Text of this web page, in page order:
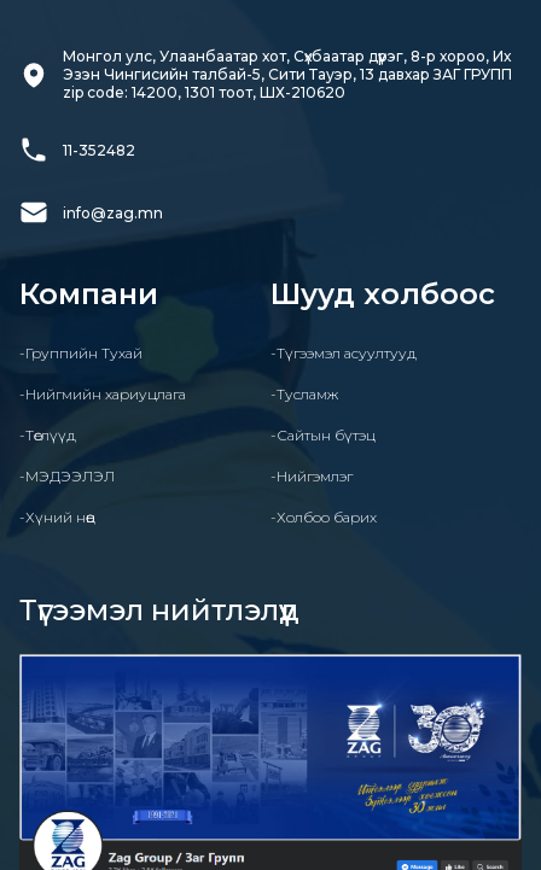
Монгол улс, Улаанбаатар хот, Сүхбаатар дүүрэг, 8-р хороо, Их
Эзэн Чингисийн талбай-5, Сити Тауэр, 13 давхар ЗАГ ГРУПП
zip code: 14200, 1301 тоот, ШХ-210620
11-352482
info@zag.mn
Компани
-Группийн Тухай
-Нийгмийн хариуцлага
-Төслүүд
-МЭДЭЭЛЭЛ
-Хүний нөөц
Шууд холбоос
-Түгээмэл асуултууд
-Тусламж
-Сайтын бүтэц
-Нийгэмлэг
-Холбоо барих
Түгээмэл нийтлэлүүд